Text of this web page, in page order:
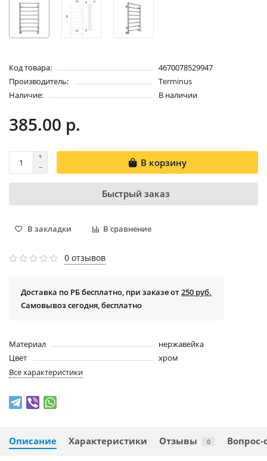
Код товара:
4670078529947
Производитель:
Terminus
Наличие:
В наличии
385.00 р.
В корзину
Быстрый заказ
В закладки В сравнение
0 отзывов
Доставка по РБ бесплатно, при заказе от250 руб.
Самовывоз сегодня, бесплатно
Материал
нержавейка
Цвет
хром
Все характеристики
Описание Характеристики Отзывы 0 Вопрос-